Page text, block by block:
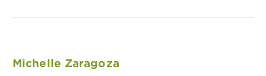
Michelle Zaragoza